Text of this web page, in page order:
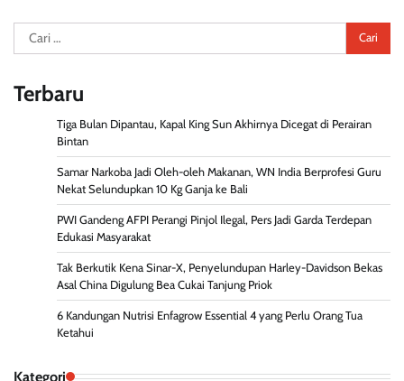
Cari
untuk:
Terbaru
Tiga Bulan Dipantau, Kapal King Sun Akhirnya Dicegat di Perairan
Bintan
Samar Narkoba Jadi Oleh-oleh Makanan, WN India Berprofesi Guru
Nekat Selundupkan 10 Kg Ganja ke Bali
PWI Gandeng AFPI Perangi Pinjol Ilegal, Pers Jadi Garda Terdepan
Edukasi Masyarakat
Tak Berkutik Kena Sinar-X, Penyelundupan Harley-Davidson Bekas
Asal China Digulung Bea Cukai Tanjung Priok
6 Kandungan Nutrisi Enfagrow Essential 4 yang Perlu Orang Tua
Ketahui
Kategori